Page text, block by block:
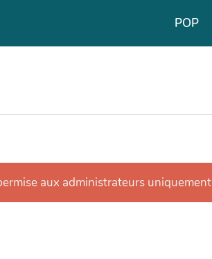
POP
aux administrateurs uniquement